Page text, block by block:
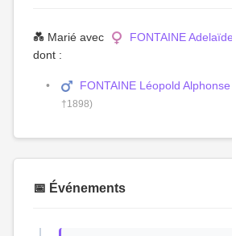
💑 Marié avec
FONTAINE
dont :
FONTAINE Léopold
†1898)
📅 Événements